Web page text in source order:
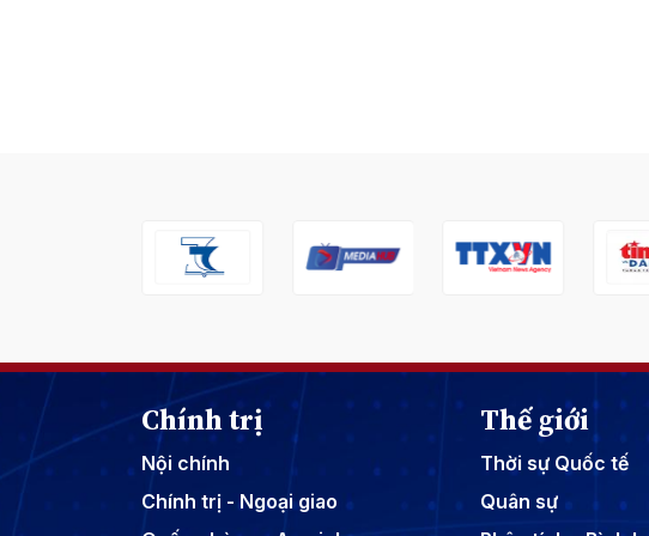
Chính trị
Nội chính
Chính trị - Ngoại giao
Thế giới
Thời sự Quốc tế
Quân sự